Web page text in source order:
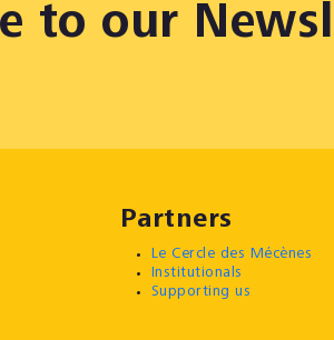
to our
Partners
Le Cercle des Mécènes
Institutionals
Supporting us